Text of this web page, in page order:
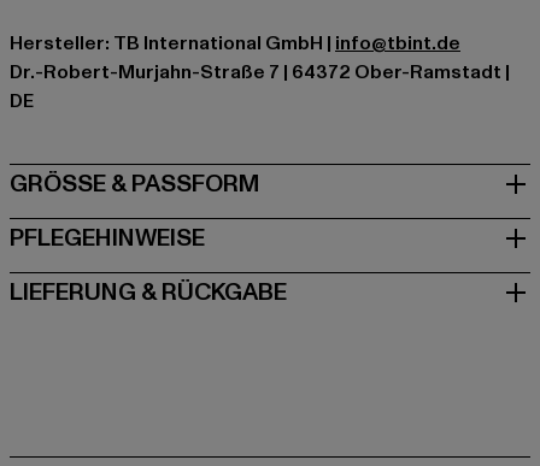
Hersteller: TB International GmbH | info@tbint.de
Dr.-Robert-Murjahn-Straße 7 | 64372 Ober-Ramstadt |
DE
GRÖSSE & PASSFORM
PFLEGEHINWEISE
LIEFERUNG & RÜCKGABE